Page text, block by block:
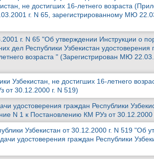
не достигших 16-летнего возраста
г. N 65, зарегистрированному МЮ
г. N 65 "Об утверждении Инструкции о
дел Республики Узбекистан удостоверения
возраста " (Зарегистрирован МЮ
Узбекистан, не достигших 16-летнего
30.12.2000 г. N 519)
удостоверения граждан Республики
N 1 к Постановлению КМ РУз от 30.12.2000
Узбекистан от 30.12.2000 г. N 519 "Об
удостоверения граждан Республики